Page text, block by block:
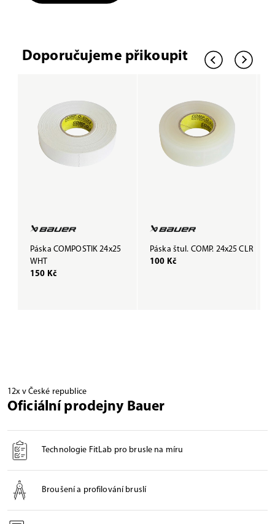
Doporučujeme přikoupit
Páska COMPOSTIK 24x25
WHT
150 Kč
Páska štul. COMP. 24x25 CLR
100 Kč
12x v České republice
Oficiální prodejny Bauer
Technologie FitLab pro brusle na míru
Broušení a profilování bruslí